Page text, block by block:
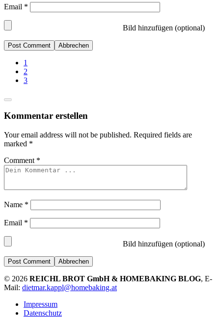
Email *
Bild hinzufügen (optional)
Abbrechen
1
2
3
Kommentar erstellen
Your email address will not be published. Required fields are
marked *
Comment *
Name *
Email *
Bild hinzufügen (optional)
Abbrechen
© 2026 REICHL BROT GmbH & HOMEBAKING BLOG, E-
Mail: dietmar.kappl@homebaking.at
Impressum
Datenschutz